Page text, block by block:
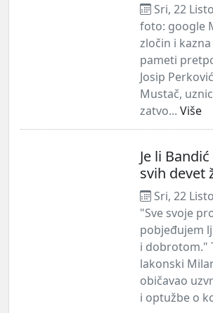
Sri, 22
foto: google
zločin i
pameti
Josip
Mustač,
zatvo... Više
Je li
svih devet
Sri, 22
"Sve svoje
pobjeđujem
i dobrotom."
lakonski
običavao
i optužbe o